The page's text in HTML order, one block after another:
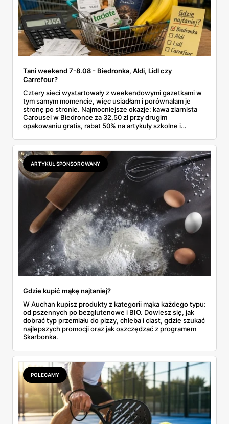
Tani weekend 7-8.08 - Biedronka, Aldi, Lidl czy
Carrefour?
Cztery sieci wystartowały z weekendowymi gazetkami w
tym samym momencie, więc usiadłam i porównałam je
stronę po stronie. Najmocniejsze okazje: kawa ziarnista
Carousel w Biedronce za 32,50 zł przy drugim
opakowaniu gratis, rabat 50% na artykuły szkolne i
2,99 zł za kilogram, ale wyłącznie w sobotę z aplikacją. Aldi
odpowiada masłem za 2,99 zł. Werdykt w skrócie:
najwięcej wyciśniesz z Biedronki, po świeże warzywa jedź
do Aldi.
ARTYKUŁ SPONSOROWANY
Gdzie kupić mąkę najtaniej?
W Auchan kupisz produkty z kategorii mąka każdego typu:
od pszennych po bezglutenowe i BIO. Dowiesz się, jak
dobrać typ przemiału do pizzy, chleba i ciast, gdzie szukać
najlepszych promocji oraz jak oszczędzać z programem
Skarbonka.
POLECAMY